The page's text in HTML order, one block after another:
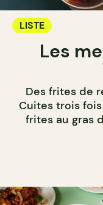
LISTE
Les
Des frites de
Cuites trois
frites au gras